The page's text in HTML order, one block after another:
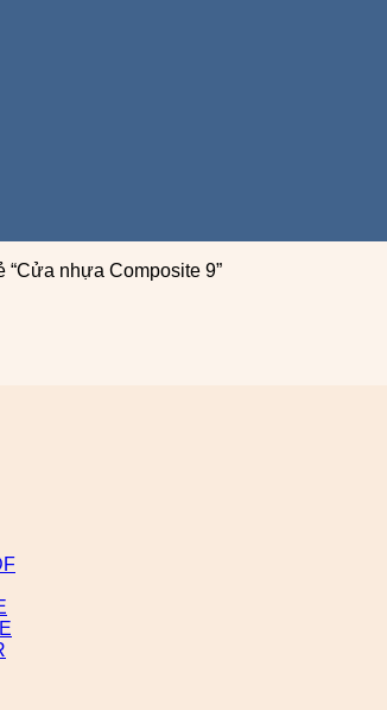
nhựa Composite 9”